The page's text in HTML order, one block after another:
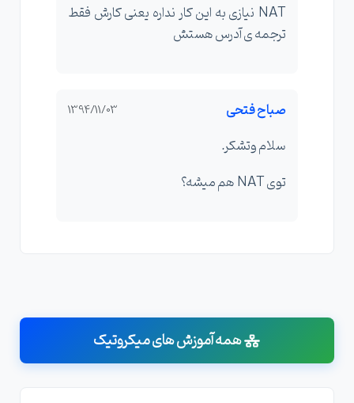
NAT نیازی به این کار نداره یعنی کارش فقط
ترجمه ی آدرس هستش
صباح فتحی 1394/11/03
سلام وتشکر.
توی NAT هم میشه؟
همه آموزش های میکروتیک